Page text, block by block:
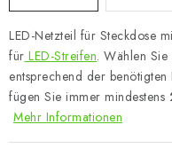
LED-Netzteil für Steckdose
für LED-Streifen. Wählen Sie
entsprechend der
fügen Sie immer mindestens
Mehr Informationen